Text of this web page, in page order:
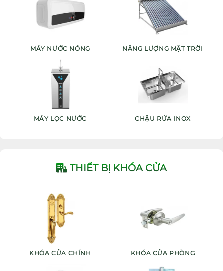
MÁY NƯỚC NÓNG NĂNG LƯỢNG MẶT TRỜI
MÁY LỌC NƯỚC CHẬU RỬA INOX
THIẾT BỊ KHÓA CỬA
KHÓA CỬA CHÍNH KHÓA CỬA PHÒNG